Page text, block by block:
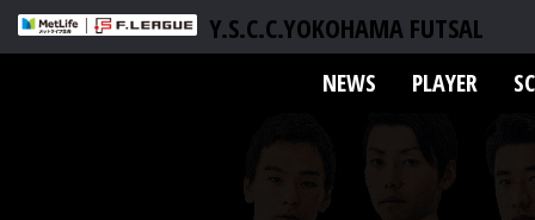
Y.S.C.C.YOKOHAMA FUTSAL
NEWS PLAYER